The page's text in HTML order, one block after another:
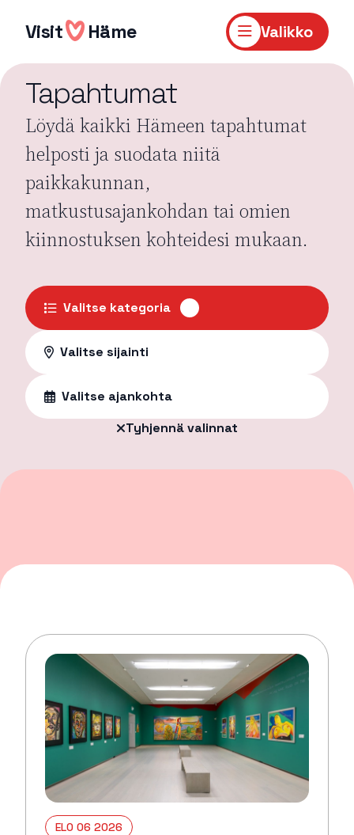
sisältöön
Visit Häme Valikko
Tapahtumat
Löydä kaikki Hämeen tapahtumat
helposti ja suodata niitä
paikkakunnan,
matkustusajankohdan tai omien
kiinnostuksen kohteidesi mukaan.
Valitse kategoria
Valitse sijainti
Valitse ajankohta
Tyhjennä valinnat
ELO 06 2026